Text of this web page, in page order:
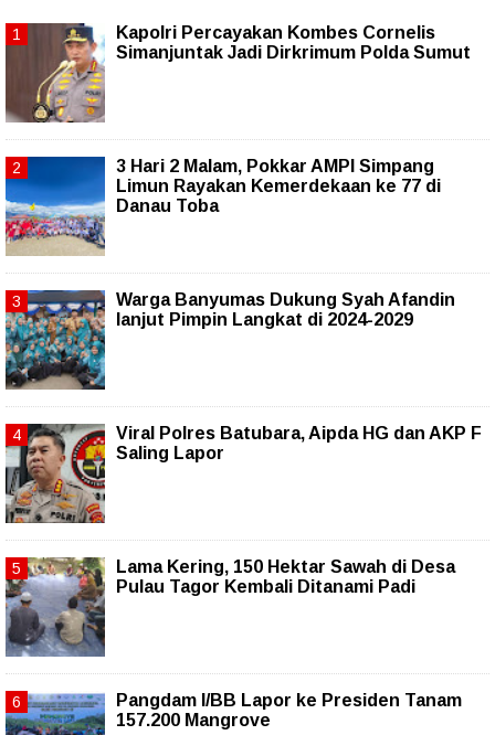
Kapolri Percayakan Kombes Cornelis
Simanjuntak Jadi Dirkrimum Polda Sumut
3 Hari 2 Malam, Pokkar AMPI Simpang
Limun Rayakan Kemerdekaan ke 77 di
Danau Toba
Warga Banyumas Dukung Syah Afandin
lanjut Pimpin Langkat di 2024-2029
Viral Polres Batubara, Aipda HG dan AKP F
Saling Lapor
Lama Kering, 150 Hektar Sawah di Desa
Pulau Tagor Kembali Ditanami Padi
Pangdam I/BB Lapor ke Presiden Tanam
157.200 Mangrove